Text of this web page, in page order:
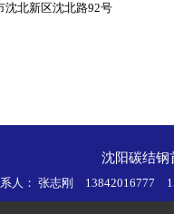
沈北新区沈北路92号
沈阳碳结钢
人： 张志刚 13842016777